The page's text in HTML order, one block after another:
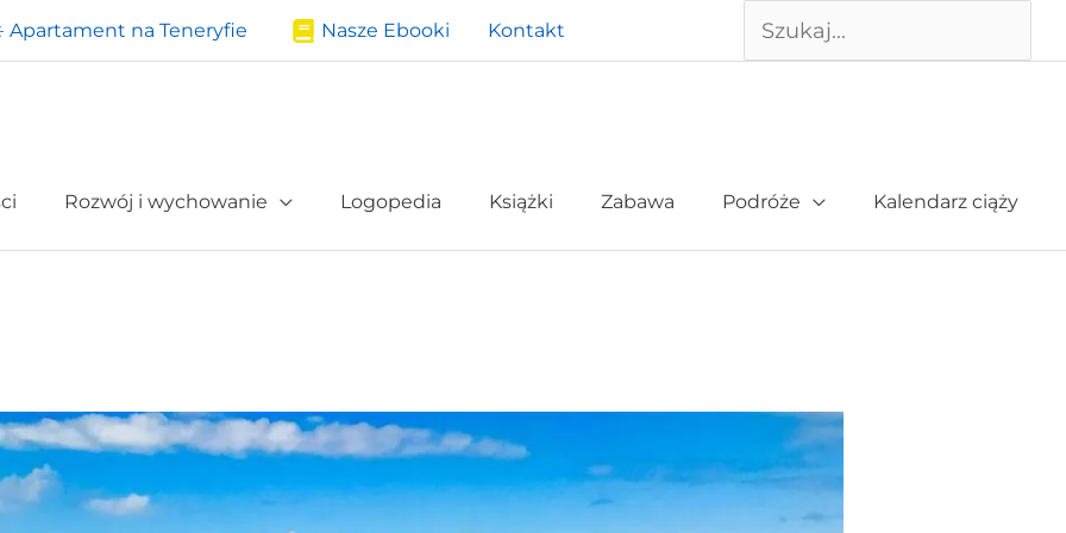
Apartament na Teneryfie Nasze Ebooki Kontakt Szukaj
Rozwój i wychowanie Logopedia Książki Zabawa Podróże Kalendarz ciąży